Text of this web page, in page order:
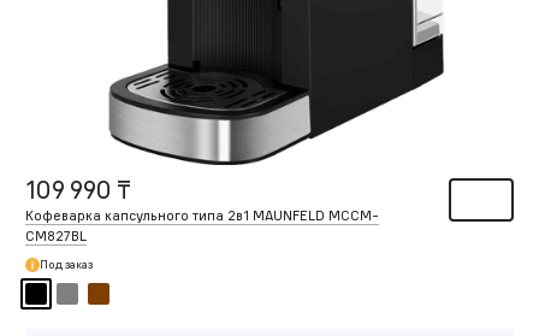
109 990 ₸
Кофеварка капсульного типа 2в1 MAUNFELD MCCM-
CM827BL
Под заказ